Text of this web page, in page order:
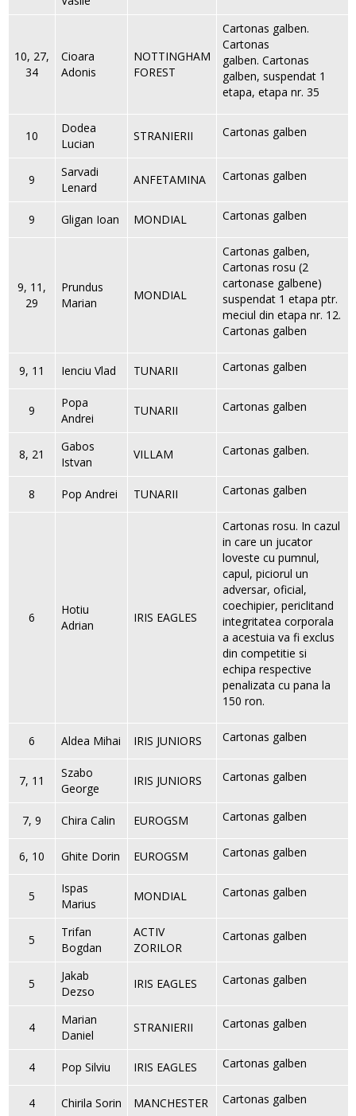
10, 27,
34
Cioara
Adonis
NOTTINGHAM
FOREST
Cartonas galben.
Cartonas
galben. Cartonas
galben, suspendat 1
etapa, etapa nr. 35
10
Dodea
Lucian
STRANIERII Cartonas galben
9
Sarvadi
Lenard
ANFETAMINA Cartonas galben
9 Gligan Ioan MONDIAL Cartonas galben
9, 11,
29
Prundus
Marian
MONDIAL
Cartonas galben,
Cartonas rosu (2
cartonase galbene)
suspendat 1 etapa ptr.
meciul din etapa nr. 12.
Cartonas galben
9, 11 Ienciu Vlad TUNARII Cartonas galben
9
Popa
Andrei
TUNARII Cartonas galben
8, 21
Gabos
Istvan
VILLAM Cartonas galben.
8 Pop Andrei TUNARII Cartonas galben
6
Hotiu
Adrian
IRIS EAGLES
Cartonas rosu. In cazul
in care un jucator
loveste cu pumnul,
capul, piciorul un
adversar, oficial,
coechipier, periclitand
integritatea corporala
a acestuia va fi exclus
din competitie si
echipa respective
penalizata cu pana la
150 ron.
6 Aldea Mihai IRIS JUNIORS Cartonas galben
7, 11
Szabo
George
IRIS JUNIORS Cartonas galben
7, 9 Chira Calin EUROGSM Cartonas galben
6, 10 Ghite Dorin EUROGSM Cartonas galben
5
Ispas
Marius
MONDIAL Cartonas galben
5
Trifan
Bogdan
ACTIV
ZORILOR
Cartonas galben
5
Jakab
Dezso
IRIS EAGLES Cartonas galben
4
Marian
Daniel
STRANIERII Cartonas galben
4 Pop Silviu IRIS EAGLES Cartonas galben
4 Chirila Sorin MANCHESTER Cartonas galben